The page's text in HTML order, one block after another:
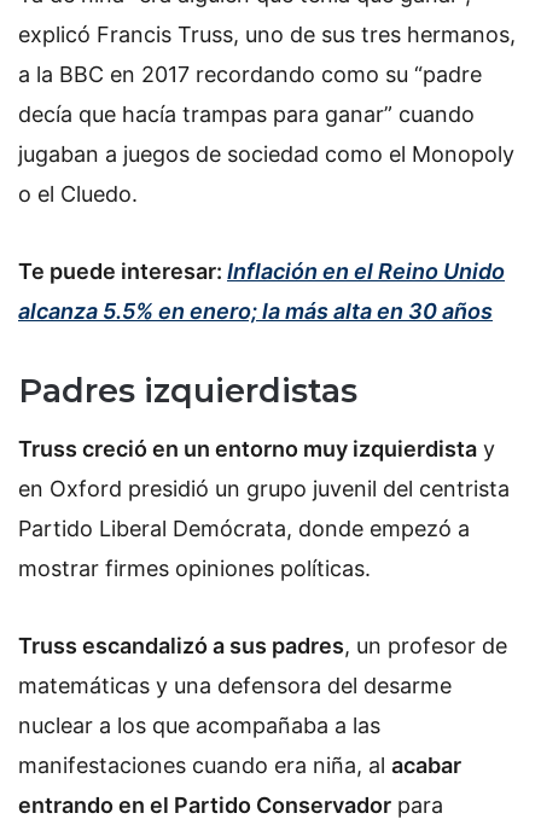
explicó Francis Truss, uno de sus tres hermanos,
a la BBC en 2017 recordando como su “padre
decía que hacía trampas para ganar” cuando
jugaban a juegos de sociedad como el Monopoly
o el Cluedo.
Te puede interesar: Inflación en el Reino Unido
alcanza 5.5% en enero; la más alta en 30 años
Padres izquierdistas
Truss creció en un entorno muy izquierdista y
en Oxford presidió un grupo juvenil del centrista
Partido Liberal Demócrata, donde empezó a
mostrar firmes opiniones políticas.
Truss escandalizó a sus padres, un profesor de
matemáticas y una defensora del desarme
nuclear a los que acompañaba a las
manifestaciones cuando era niña, al acabar
entrando en el Partido Conservador para